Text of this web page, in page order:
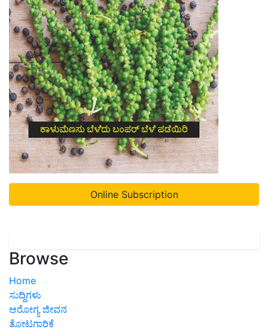
Online Subscription
Browse
Home
ಸುದ್ದಿಗಳು
ಆರೋಗ್ಯ ಜೀವನ
ತೋಟಗಾರಿಕೆ